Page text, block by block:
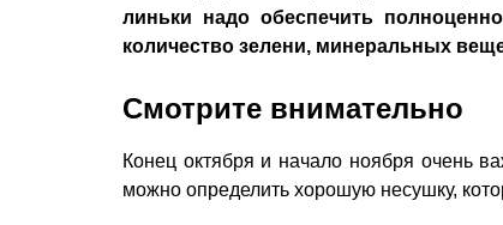
линьки надо обеспечить
количество зелени, минеральных
Смотрите внимательно
Конец октября и начало ноября очень
можно определить хорошую несушку,